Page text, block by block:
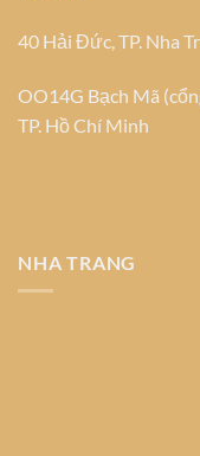
40 Hải Đức, TP. Nha
OO14G Bạch Mã
TP. Hồ Chí Minh
NHA TRANG